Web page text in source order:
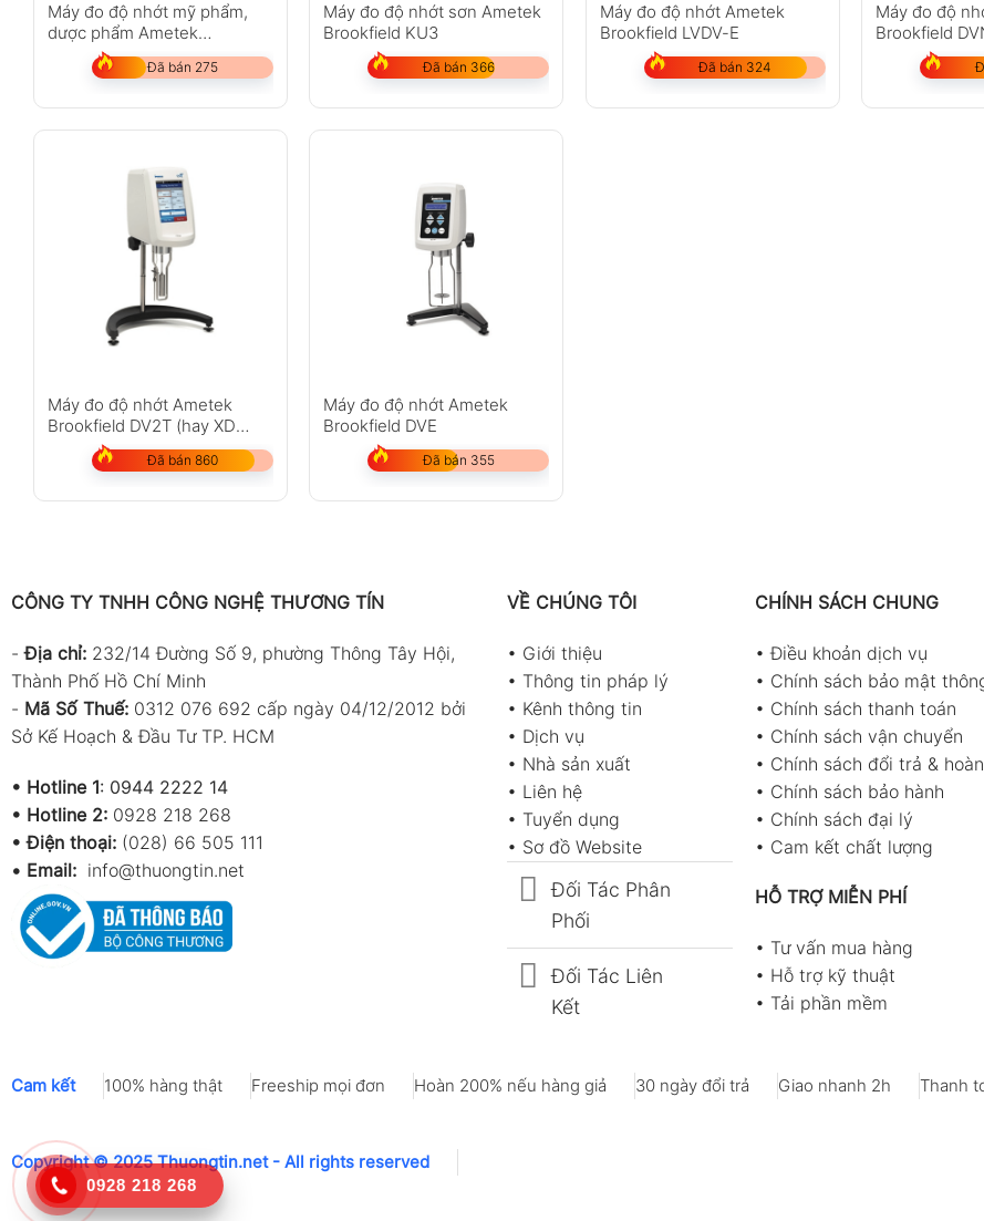
Máy đo độ nhớt mỹ phẩm,
dược phẩm Ametek
Brookfield DV1
Đã bán 275
Máy đo độ nhớt sơn Ametek
Brookfield KU3
Đã bán 366
Máy đo độ nhớt Ametek
Brookfield LVDV-E
Đã bán 324
Máy đo độ
Brookfield
Máy đo độ nhớt Ametek
Brookfield DV2T (hay XD
V2TLVTJ00E00)
Đã bán 860
Máy đo độ nhớt Ametek
Brookfield DVE
Đã bán 355
CÔNG TY TNHH CÔNG NGHỆ THƯƠNG TÍN
-Địa chỉ: 232/14 Đường Số 9, phường Thông Tây Hội,
Thành Phố Hồ Chí Minh
- Mã Số Thuế: 0312 076 692 cấp ngày 04/12/2012 bởi
Sở Kế Hoạch & Đầu Tư TP. HCM
• Hotline 1: 0944 2222 14
• Hotline 2: 0928 218 268
• Điện thoại: (028) 66 505 111
• Email: info@thuongtin.net
VỀ CHÚNG TÔI
• Giới thiệu
• Thông tin pháp lý
• Kênh thông tin
• Dịch vụ
• Nhà sản xuất
• Liên hệ
• Tuyển dụng
• Sơ đồ Website
Đối Tác Phân
Phối
Đối Tác Liên
Kết
CHÍNH SÁCH CHUNG
•Điều khoản dịch vụ
• Chính sách bảo mật
• Chính sách thanh toán
• Chính sách vận chuyển
• Chính sách đổi trả &
• Chính sách bảo hành
• Chính sách đại lý
• Cam kết chất lượng
HỖ TRỢ MIỄN PHÍ
• Tư vấn mua hàng
• Hỗ trợ kỹ thuật
• Tải phần mềm
Cam kết 100% hàng thật Freeship mọi đơn Hoàn 200% nếu hàng giả 30 ngày đổi trả Giao nhanh 2h Thanh
Copyright © 2025 Thuongtin.net - All rights reserved
0928 218 268